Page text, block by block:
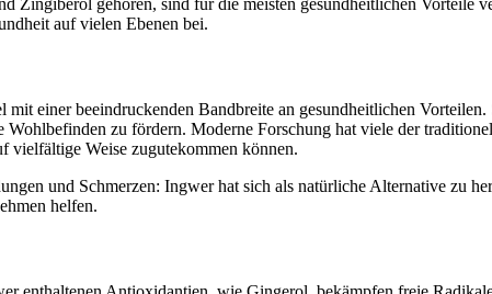
Zingiberol gehören, sind für die meisten gesundheitlichen Vorteile
auf vielen Ebenen bei.
einer beeindruckenden Bandbreite an gesundheitlichen
zu fördern. Moderne Forschung hat viele der
vielfältige Weise zugutekommen können.
und Schmerzen: Ingwer hat sich als natürliche Alternative zu
helfen.